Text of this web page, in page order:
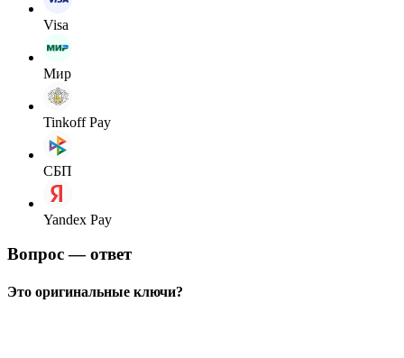
Visa
Мир
Tinkoff Pay
СБП
Yandex Pay
Вопрос — ответ
Это оригинальные ключи?